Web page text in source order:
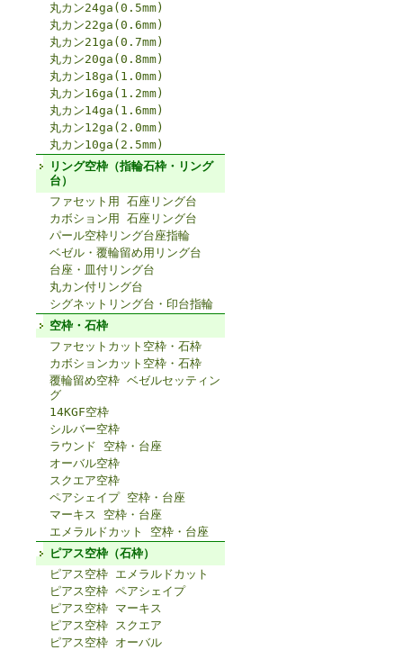
丸カン24ga(0.5mm)
丸カン22ga(0.6mm)
丸カン21ga(0.7mm)
丸カン20ga(0.8mm)
丸カン18ga(1.0mm)
丸カン16ga(1.2mm)
丸カン14ga(1.6mm)
丸カン12ga(2.0mm)
丸カン10ga(2.5mm)
リング空枠（指輪石枠・リング
台）
ファセット用 石座リング台
カボション用 石座リング台
パール空枠リング台座指輪
ベゼル・覆輪留め用リング台
台座・皿付リング台
丸カン付リング台
シグネットリング台・印台指輪
空枠・石枠
ファセットカット空枠・石枠
カボションカット空枠・石枠
覆輪留め空枠 ベゼルセッティン
グ
14KGF空枠
シルバー空枠
ラウンド 空枠・台座
オーバル空枠
スクエア空枠
ペアシェイプ 空枠・台座
マーキス 空枠・台座
エメラルドカット 空枠・台座
ピアス空枠（石枠）
ピアス空枠 エメラルドカット
ピアス空枠 ペアシェイプ
ピアス空枠 マーキス
ピアス空枠 スクエア
ピアス空枠 オーバル